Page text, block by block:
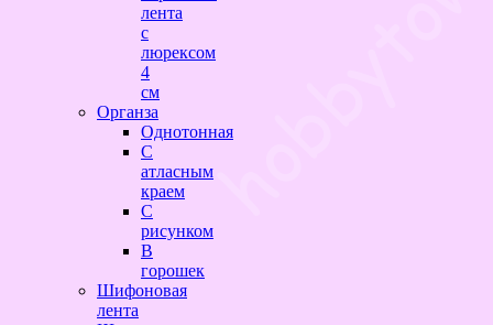
лента
с
люрексом
4
см
Органза
Однотонная
С
атласным
краем
С
рисунком
В
горошек
Шифоновая
лента